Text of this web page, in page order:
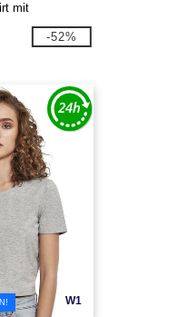
mit
-52%
W1